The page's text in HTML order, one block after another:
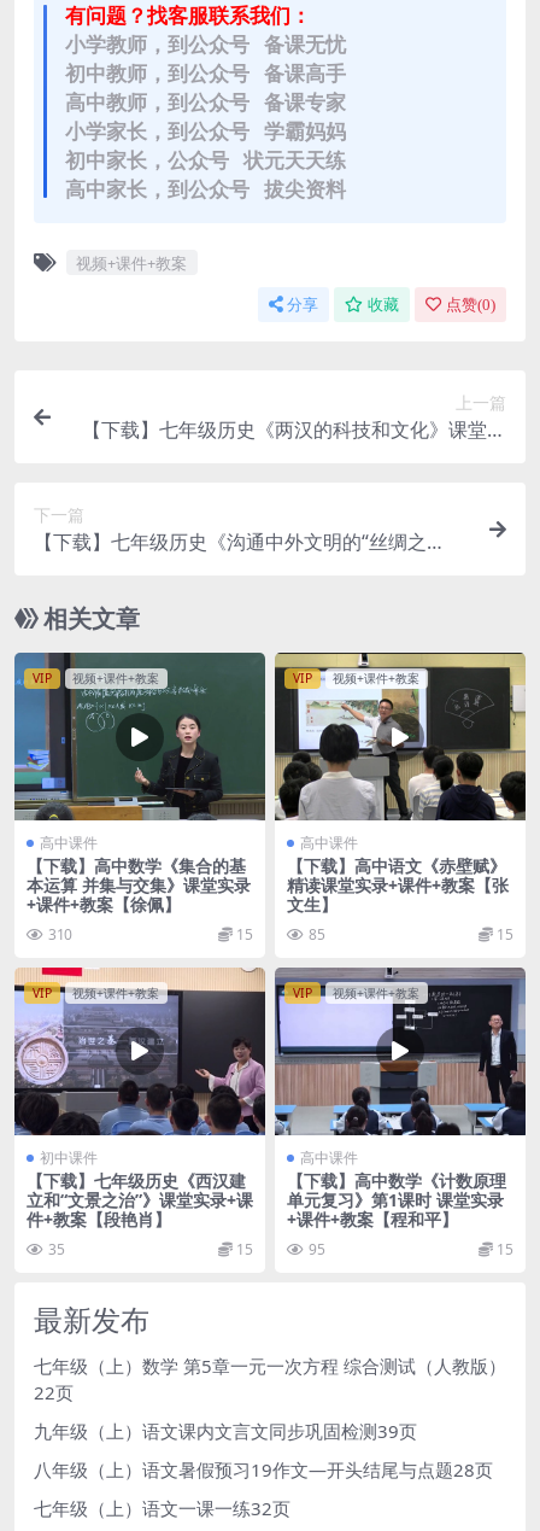
有问题？找客服联系我们：
小学教师，到公众号 备课无忧
初中教师，到公众号 备课高手
高中教师，到公众号 备课专家
小学家长，到公众号 学霸妈妈
初中家长，公众号 状元天天练
高中家长，到公众号 拔尖资料
视频+课件+教案
分享 收藏 点赞(0)
上一篇
【下载】七年级历史《两汉的科技和文化》课堂实
下一篇
【下载】七年级历史《沟通中外文明的“丝绸之
相关文章
VIP 视频+课件+教案
高中课件
【下载】高中数学《集合的基
本运算 并集与交集》课堂实录
+课件+教案【徐佩】
310 15
VIP 视频+课件+教案
高中课件
【下载】高中语文《赤壁赋》
精读课堂实录+课件+教案【张
文生】
85 15
VIP 视频+课件+教案
初中课件
【下载】七年级历史《西汉建
立和“文景之治”》课堂实录+课
件+教案【段艳肖】
35 15
VIP 视频+课件+教案
高中课件
【下载】高中数学《计数原理
单元复习》第1课时 课堂实录
+课件+教案【程和平】
95 15
最新发布
七年级（上）数学 第5章一元一次方程 综合测试（人教版）
22页
九年级（上）语文课内文言文同步巩固检测39页
八年级（上）语文暑假预习19作文—开头结尾与点题28页
七年级（上）语文一课一练32页